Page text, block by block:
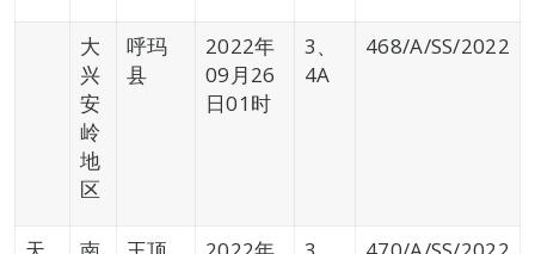
大
兴
安
岭
地
区
呼玛
县
2022年
09月26
日01时
3、
4A
468/A/SS/2022